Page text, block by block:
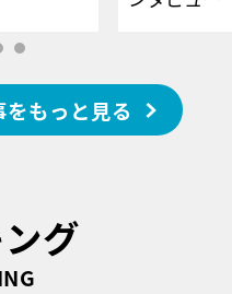
もっと見る
グ